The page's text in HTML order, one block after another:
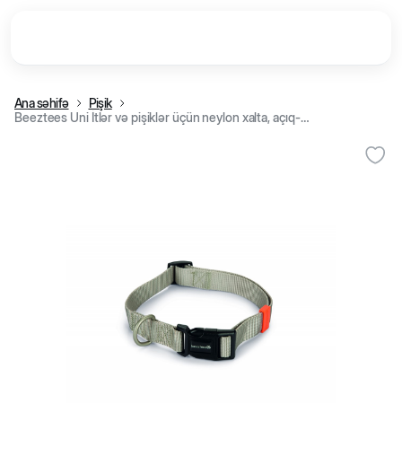
Ana səhifə
Pişik
Beeztees Uni İtlər və pişiklər üçün neylon xalta, açıq-boz (26-40 sm/15 mm)